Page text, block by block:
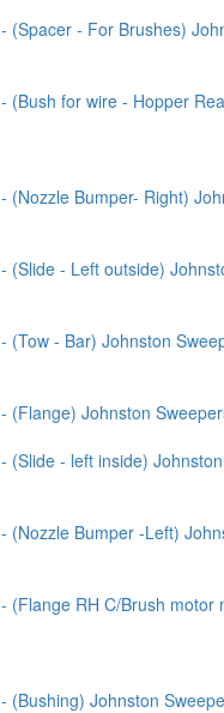
(Spacer - For Brushes)
(Bush for wire - Hopper
(Nozzle Bumper- Right)
(Slide - Left outside)
(Tow - Bar) Johnston
(Flange) Johnston
(Slide - left inside)
(Nozzle Bumper -Left)
(Flange RH C/Brush motor
(Bushing) Johnston